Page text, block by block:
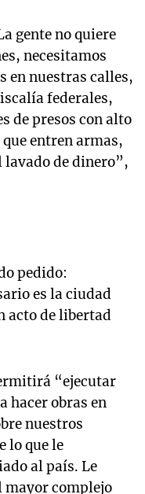
gente no quiere
necesitamos
en nuestras calles,
federales,
de presos con alto
entren armas,
lavado de dinero”,
pedido:
es la ciudad
acto de libertad
“ejecutar
hacer obras en
nuestros
lo que le
al país. Le
mayor complejo